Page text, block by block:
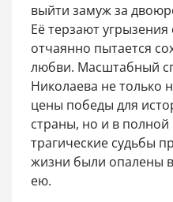
выйти замуж за
Её терзают угрызения
отчаянно пытается
любви. Масштабный
Николаева не только
цены победы для
страны, но и в
трагические судьбы
жизни были опалены
ею.